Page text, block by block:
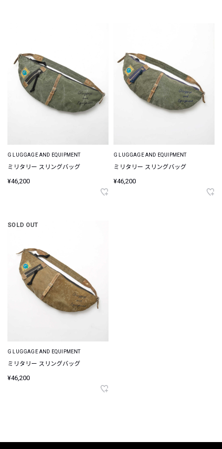
G LUGGAGE AND EQUIPMENT
ミリタリー スリングバッグ
¥46,200
G LUGGAGE AND EQUIPMENT
ミリタリー スリングバッグ
¥46,200
SOLD OUT
G LUGGAGE AND EQUIPMENT
ミリタリー スリングバッグ
¥46,200